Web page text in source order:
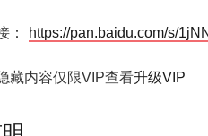
： https://pan.baidu.com/s/
藏内容仅限VIP查看升级VIP